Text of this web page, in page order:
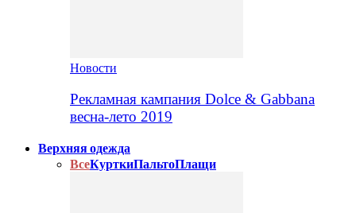
Новости
Рекламная кампания Dolce & Gabbana
весна-лето 2019
Верхняя одежда
ВсеКурткиПальтоПлащи